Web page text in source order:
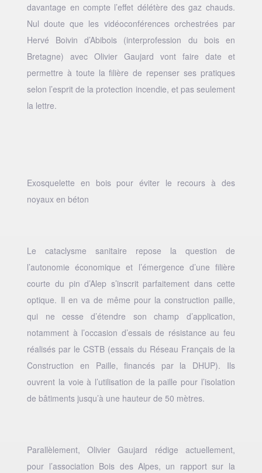
davantage en compte l’effet délétère des gaz chauds.
Nul doute que les vidéoconférences orchestrées par
Hervé Boivin d’Abibois (interprofession du bois en
Bretagne) avec Olivier Gaujard vont faire date et
permettre à toute la filière de repenser ses pratiques
selon l’esprit de la protection incendie, et pas seulement
la lettre.
Exosquelette en bois pour éviter le recours à des
noyaux en béton
Le cataclysme sanitaire repose la question de
l’autonomie économique et l’émergence d’une filière
courte du pin d’Alep s’inscrit parfaitement dans cette
optique. Il en va de même pour la construction paille,
qui ne cesse d’étendre son champ d’application,
notamment à l’occasion d’essais de résistance au feu
réalisés par le CSTB (essais du Réseau Français de la
Construction en Paille, financés par la DHUP). Ils
ouvrent la voie à l’utilisation de la paille pour l’isolation
de bâtiments jusqu’à une hauteur de 50 mètres.
Parallèlement, Olivier Gaujard rédige actuellement,
pour l’association Bois des Alpes, un rapport sur la